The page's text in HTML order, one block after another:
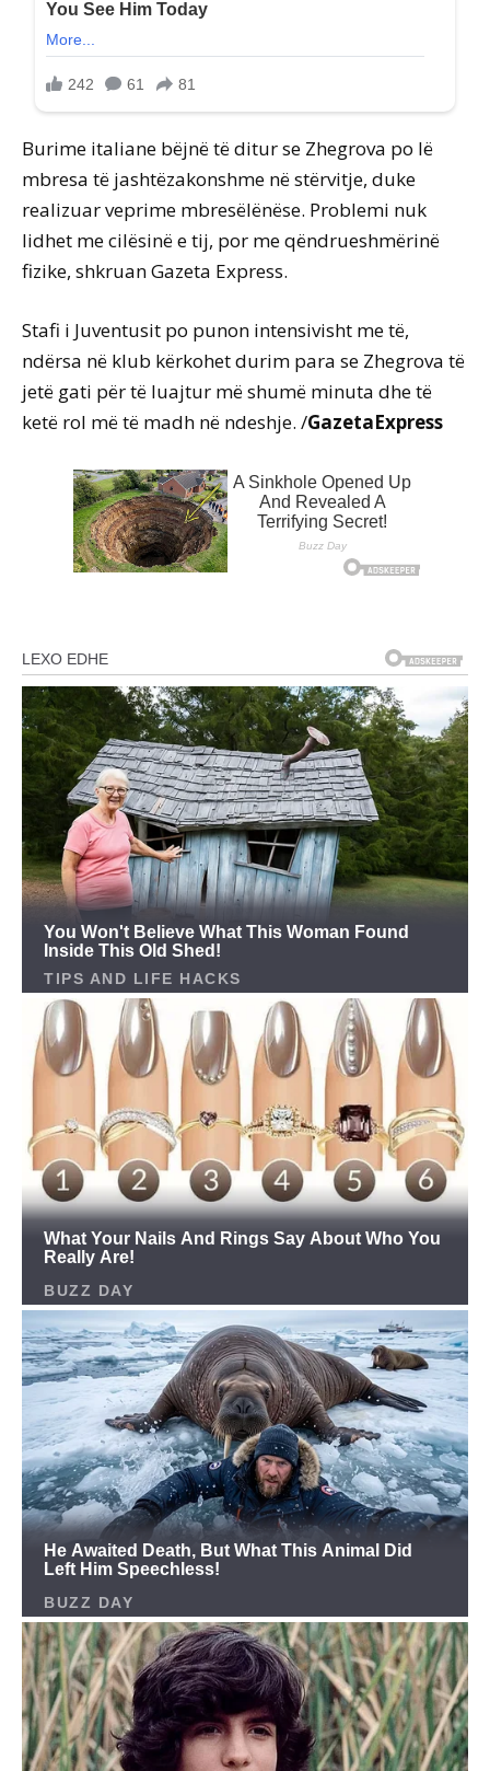
Burime italiane bëjnë të ditur se Zhegrova po lë
mbresa të jashtëzakonshme në stërvitje, duke
realizuar veprime mbresëlënëse. Problemi nuk
lidhet me cilësinë e tij, por me qëndrueshmërinë
fizike, shkruan Gazeta Express.
Stafi i Juventusit po punon intensivisht me të,
ndërsa në klub kërkohet durim para se Zhegrova të
jetë gati për të luajtur më shumë minuta dhe të
ketë rol më të madh në ndeshje. /GazetaExpress